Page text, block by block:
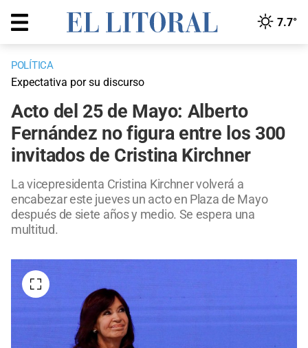
7.7°
POLÍTICA
Expectativa por su discurso
Acto del 25 de Mayo: Alberto
Fernández no figura entre los 300
invitados de Cristina Kirchner
La vicepresidenta Cristina Kirchner volverá a
encabezar este jueves un acto en Plaza de Mayo
después de siete años y medio. Se espera una
multitud.